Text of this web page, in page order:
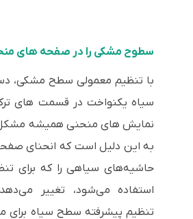
سطوح مشکی را در صفحه های
با تنظیم معمولی سطح مشکی،
سیاه یکنواخت در قسمت های
نمایش های منحنی همیشه
به این دلیل است که انحنای
حاشیه‌های سیاهی را که برای
استفاده می‌شود، تغییر
تنظیم پیشرفته سطح سیاه برای